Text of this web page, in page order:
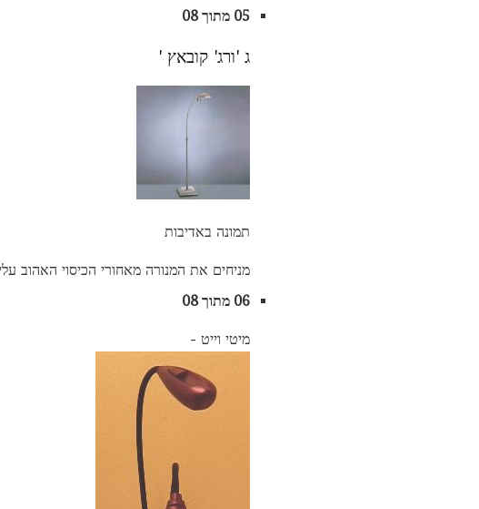
05 מתוך 08
ג 'ורג' קובאץ '
תמונה באדיבות
מניחים את המנורה מאחורי הכיסוי האהוב
06 מתוך 08
מיטי וייט -